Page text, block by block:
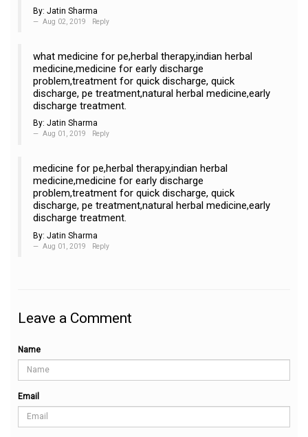
By: Jatin Sharma
Aug 02, 2019 Reply
what medicine for pe,herbal therapy,indian herbal
medicine,medicine for early discharge
problem,treatment for quick discharge, quick
discharge, pe treatment,natural herbal medicine,early
discharge treatment.
By: Jatin Sharma
Aug 01, 2019 Reply
medicine for pe,herbal therapy,indian herbal
medicine,medicine for early discharge
problem,treatment for quick discharge, quick
discharge, pe treatment,natural herbal medicine,early
discharge treatment.
By: Jatin Sharma
Aug 01, 2019 Reply
Leave a Comment
Name
Email